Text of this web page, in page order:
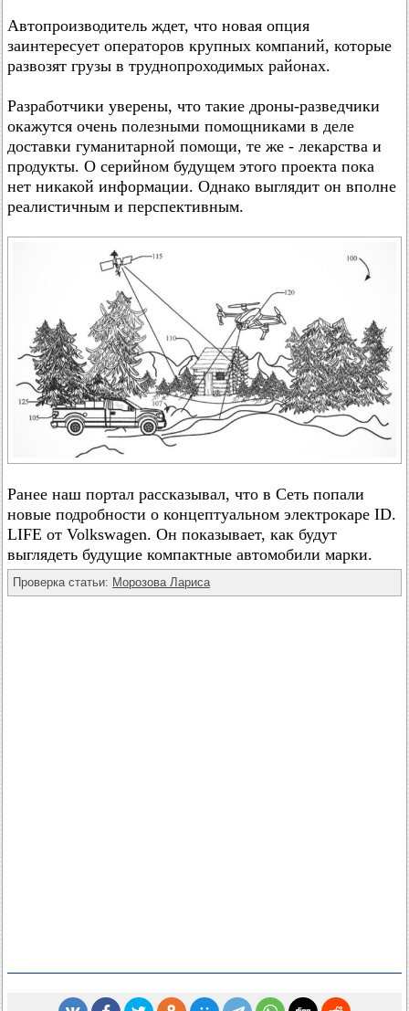
Автопроизводитель ждет, что новая опция
заинтересует операторов крупных компаний, которые
развозят грузы в труднопроходимых районах.
Разработчики уверены, что такие дроны-разведчики
окажутся очень полезными помощниками в деле
доставки гуманитарной помощи, те же - лекарства и
продукты. О серийном будущем этого проекта пока
нет никакой информации. Однако выглядит он вполне
реалистичным и перспективным.
Ранее наш портал рассказывал, что в Сеть попали
новые подробности о концептуальном электрокаре ID.
LIFE от Volkswagen. Он показывает, как будут
выглядеть будущие компактные автомобили марки.
Проверка статьи: Морозова Лариса